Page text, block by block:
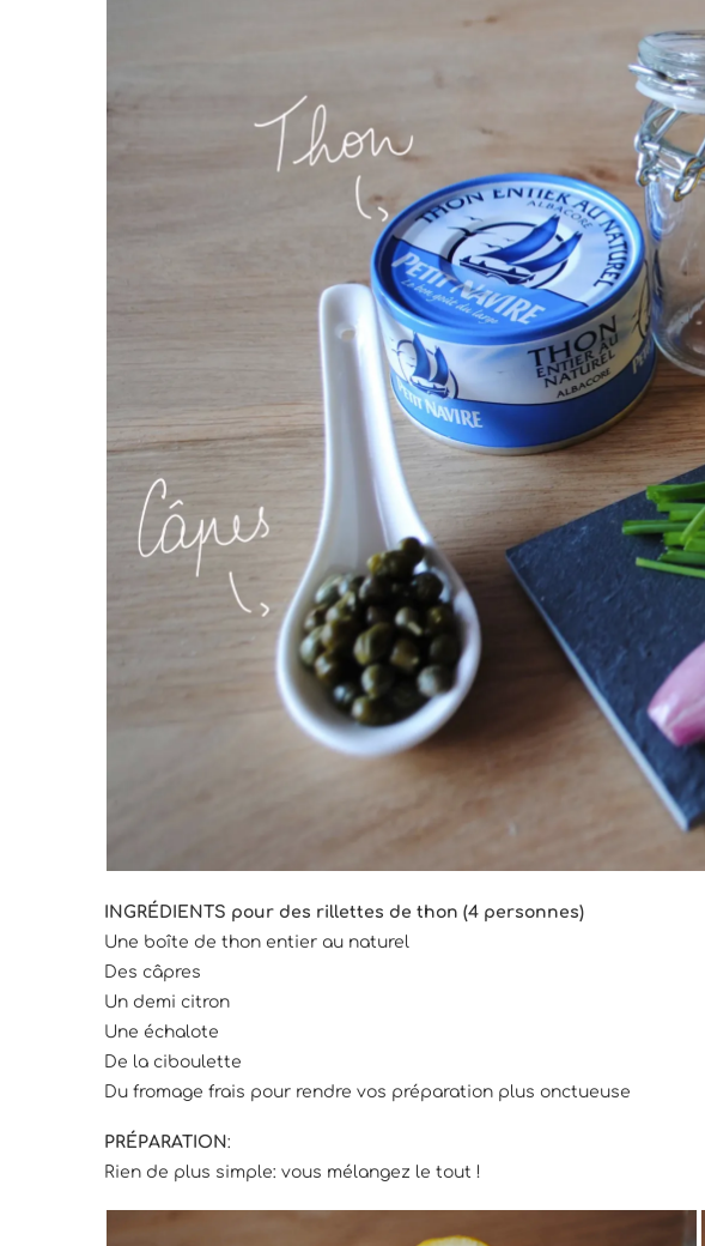
INGRÉDIENTS pour des rillettes de thon (4 personnes)
Une boîte de thon entier au naturel
Des câpres
Un demi citron
Une échalote
De la ciboulette
Du fromage frais pour rendre vos préparation plus onctueuse
PRÉPARATION :
Rien de plus simple: vous mélangez le tout !